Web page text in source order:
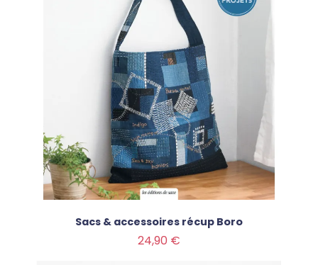
Sacs & accessoires récup Boro
24,90 €